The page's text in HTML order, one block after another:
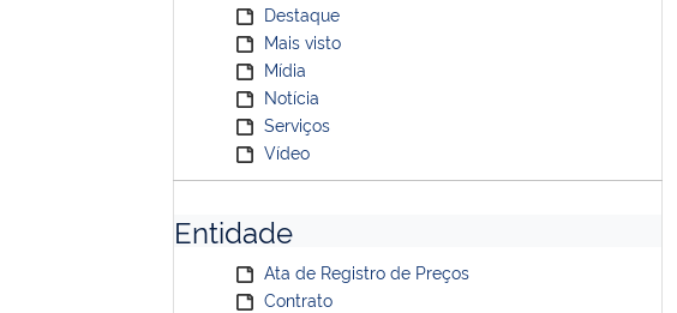
Destaque
Mais visto
Mídia
Notícia
Serviços
Vídeo
Entidade
Ata de Registro de Preços
Contrato